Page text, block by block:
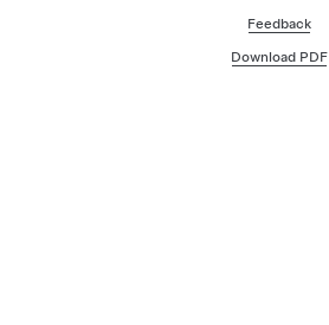
Feedback
Download PDF